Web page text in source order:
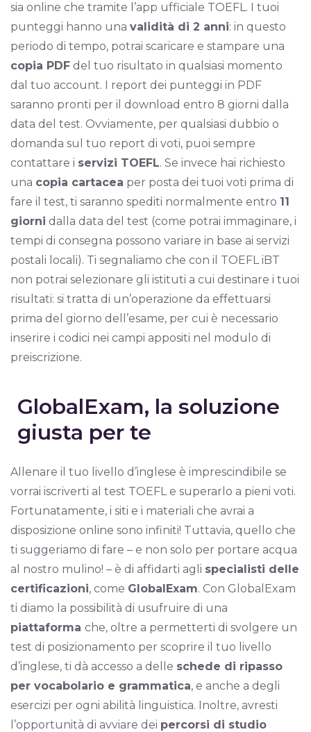
sia online che tramite l’app ufficiale TOEFL. I tuoi
punteggi hanno una validità di 2 anni: in questo
periodo di tempo, potrai scaricare e stampare una
copia PDFdel tuo risultato in qualsiasi momento
dal tuo account. I report dei punteggi in PDF
saranno pronti per il download entro 8 giorni dalla
data del test. Ovviamente, per qualsiasi dubbio o
domanda sul tuo report di voti, puoi sempre
contattare i servizi TOEFL. Se invece hai richiesto
una copia cartacea per posta dei tuoi voti prima di
fare il test, ti saranno spediti normalmente entro 11
giorni dalla data del test (come potrai immaginare, i
tempi di consegna possono variare in base ai servizi
postali locali). Ti segnaliamo che con il TOEFL iBT
non potrai selezionare gli istituti a cui destinare i tuoi
risultati: si tratta di un’operazione da effettuarsi
prima del giorno dell’esame, per cui è necessario
inserire i codici nei campi appositi nel modulo di
preiscrizione.
GlobalExam, la soluzione
giusta per te
Allenare il tuo livello d’inglese è imprescindibile se
vorrai iscriverti al test TOEFL e superarlo a pieni voti.
Fortunatamente, i siti e i materiali che avrai a
disposizione online sono infiniti! Tuttavia, quello che
ti suggeriamo di fare – e non solo per portare acqua
al nostro mulino! – è di affidarti agli specialisti delle
certificazioni, come GlobalExam. Con GlobalExam
ti diamo la possibilità di usufruire di una
piattaforma che, oltre a permetterti di svolgere un
test di posizionamento per scoprire il tuo livello
d’inglese, ti dà accesso a delle schede di ripasso
per vocabolario e grammatica, e anche a degli
esercizi per ogni abilità linguistica. Inoltre, avresti
l’opportunità di avviare dei percorsi di studio